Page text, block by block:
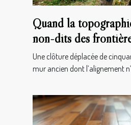
Quand la
non-dits des
Une clôture déplacée de
mur ancien dont l’alignement